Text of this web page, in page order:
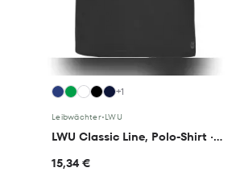
+1
Leibwächter•LWU
LWU Classic Line, Polo-Shirt · Andi
15,34 €